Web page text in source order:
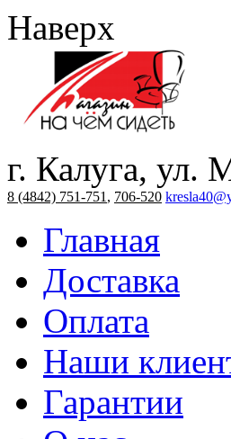
Наверх
г. Калуга, ул.
8 (4842) 751-751 , 706-520
Главная
Доставка
Оплата
Наши
Гарантии